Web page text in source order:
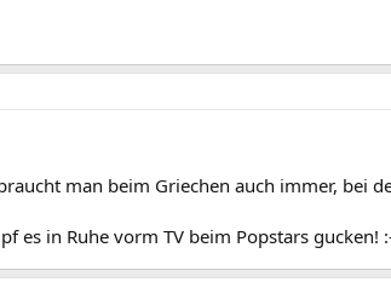
man beim Griechen auch immer, bei
es in Ruhe vorm TV beim Popstars gucken!